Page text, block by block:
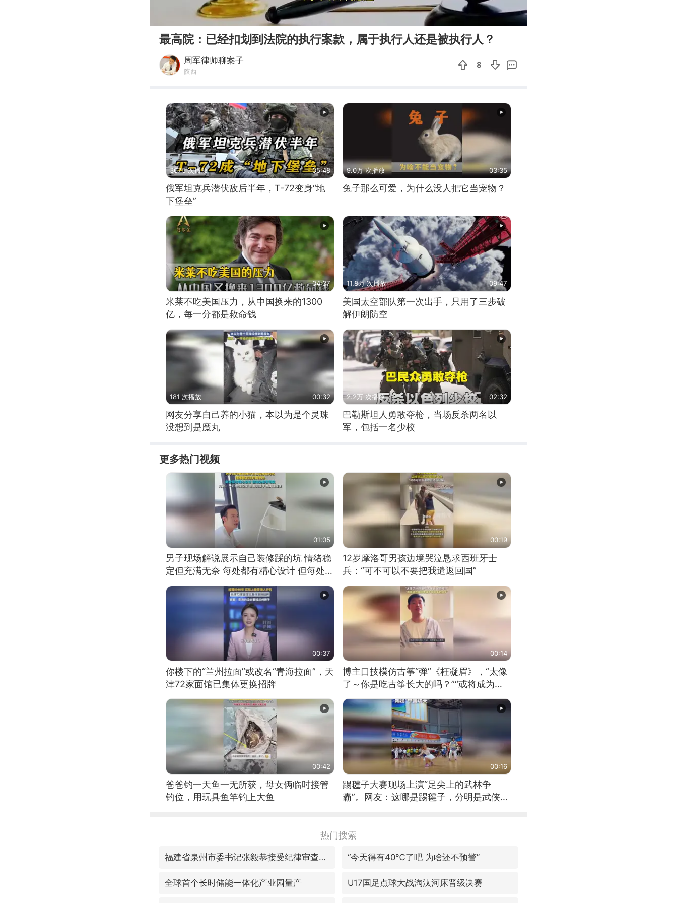
最高院：已经扣划到法院的执行案款，属于执行人还是被执行人？
周军律师聊案子
陕西
8
3675 次播放 05:48
俄军坦克兵潜伏敌后半年，T-72变身“地
下堡垒”
9.0万 次播放 03:35
兔子那么可爱，为什么没人把它当宠物？
04:37
米莱不吃美国压力，从中国换来的1300
亿，每一分都是救命钱
11.8万 次播放 09:47
美国太空部队第一次出手，只用了三步破
解伊朗防空
181 次播放 00:32
网友分享自己养的小猫，本以为是个灵珠
没想到是魔丸
2.2万 次播放 02:32
巴勒斯坦人勇敢夺枪，当场反杀两名以
军，包括一名少校
更多热门视频
01:05
男子现场解说展示自己装修踩的坑 情绪稳
定但充满无奈 每处都有精心设计 但每处都
00:19
12岁摩洛哥男孩边境哭泣恳求西班牙士
兵：“可不可以不要把我遣返回国”
00:37
你楼下的“兰州拉面”或改名“青海拉面”，天
津72家面馆已集体更换招牌
00:14
博主口技模仿古筝“弹”《枉凝眉》，“太像
了～你是吃古筝长大的吗？”“或将成为首
位考级不带古筝的选手。”（来源：新华每
日电讯）
00:42
爸爸钓一天鱼一无所获，母女俩临时接管
钓位，用玩具鱼竿钓上大鱼
00:16
踢毽子大赛现场上演“足尖上的武林争
霸”。网友：这哪是踢毽子，分明是武侠片
热门搜索
福建省泉州市委书记张毅恭接受纪律审查和监察调查 “今天得有40℃了吧 为啥还不预警”
全球首个长时储能一体化产业园量产 U17国足点球大战淘汰河床晋级决赛